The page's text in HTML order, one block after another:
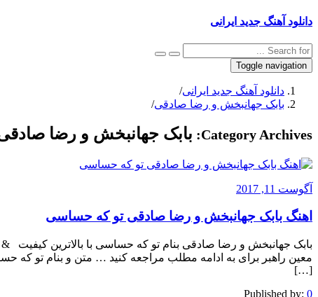
دانلود آهنگ جدید ایرانی
Toggle navigation
دانلود آهنگ جدید ایرانی/
بابک جهانبخش و رضا صادقی/
Category Archives: بابک جهانبخش و رضا
آگوست 11, 2017
اهنگ بابک جهانبخش و رضا صادقی تو که حساسی
معین راهبر برای به ادامه مطلب مراجعه کنید … متن و بنام تو
[…]
Published by: 0